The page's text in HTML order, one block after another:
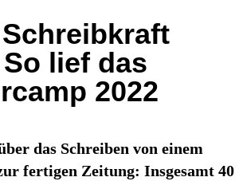
lief das
2022
das Schreiben von einem
fertigen Zeitung: Insgesamt 40